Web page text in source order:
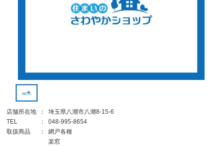
店舗所在地 ：
埼玉県八潮市八潮8-15-6
TEL
：
048-995-8654
取扱商品
：
網戸各種
楽窓